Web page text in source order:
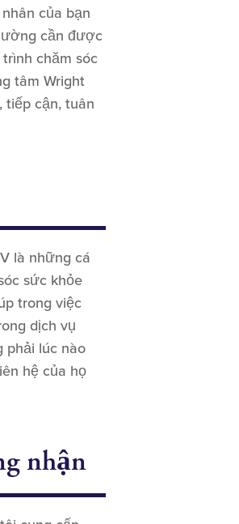
của bạn
cần được
chăm sóc
tâm Wright
tiếp cận, tuân
là những cá
sức khỏe
trong việc
dịch vụ
phải lúc nào
hệ của họ
nhận